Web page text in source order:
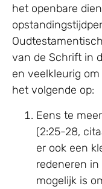
het openbare
van de Schrift in
en veelkleurig
het volgende op:
Eens te
(2:25-28,
er ook een
redeneren
mogelijk is